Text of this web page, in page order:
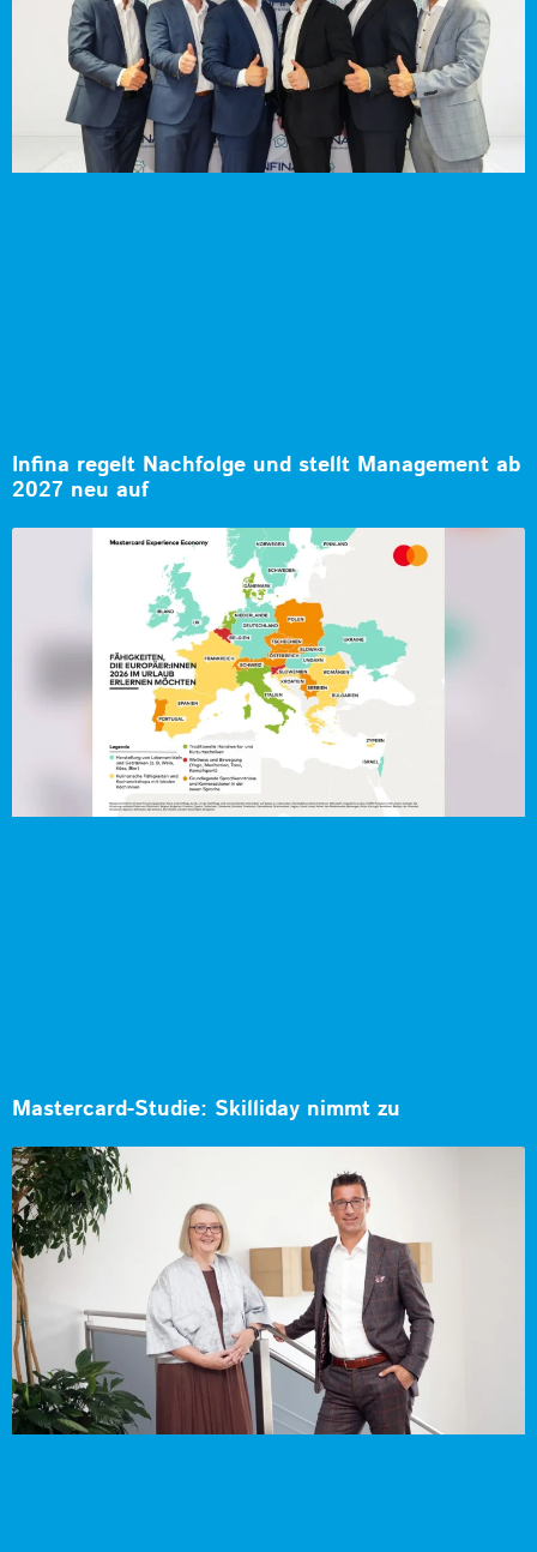
Infina regelt Nachfolge und stellt Management ab
2027 neu auf
Mastercard-Studie: Skilliday nimmt zu